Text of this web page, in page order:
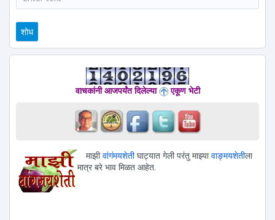
वाचकांनी आजपर्यंत दिलेल्या एकूण भेटी
माझीवांगंमयशेतीघाट्यात गेली परंतु माझ्यावाङ्मयशेतीला
मात्र बरे भाव मिळत आहेत.